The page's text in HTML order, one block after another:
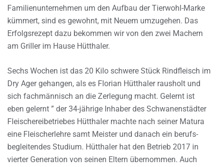
Familienunternehmen um den Aufbau der Tierwohl-Marke
kümmert, sind es gewohnt, mit Neuem umzugehen. Das
Erfolgsrezept dazu bekommen wir von den zwei Machern
am Griller im Hause Hütthaler.
Sechs Wochen ist das 20 Kilo schwere Stück Rindfleisch im
Dry Ager gehangen, als es Florian Hütthaler rausholt und
sich fachmännisch an die Zerlegung macht. Gelernt ist
eben gelernt ” der 34-jährige Inhaber des Schwanenstädter
Fleischereibetriebes Hütthaler machte nach seiner Matura
eine Fleischerlehre samt Meister und danach ein berufs-
begleitendes Studium. Hütthaler hat den Betrieb 2017 in
vierter Generation von seinen Eltern übernommen. Auch